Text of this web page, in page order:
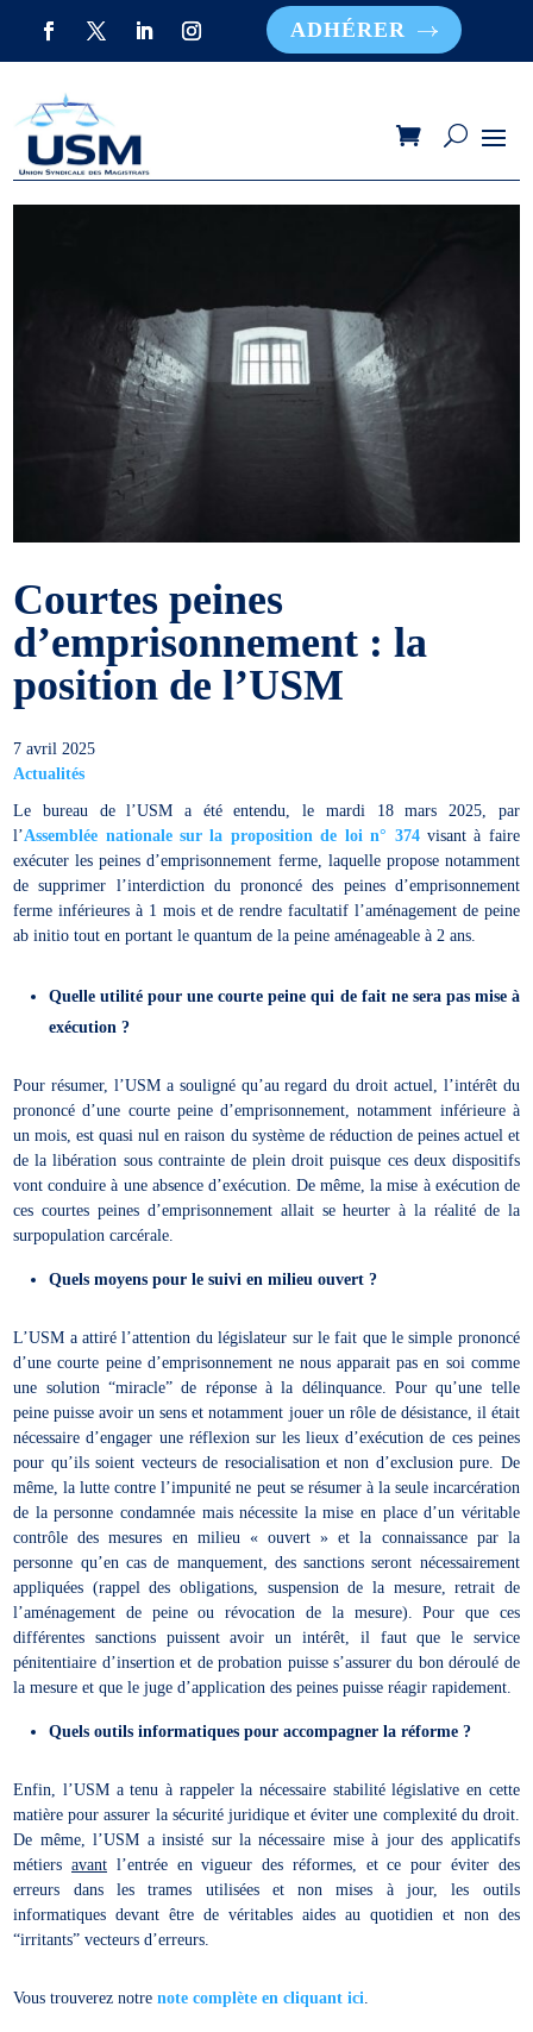
ADHÉRER
Courtes peines
d’emprisonnement : la
position de l’USM
7 avril 2025
Actualités
Le bureau de l’USM a été entendu, le mardi 18 mars 2025, par
l’Assemblée nationale sur la proposition de loi n° 374visant à faire
exécuter les peines d’emprisonnement ferme, laquelle propose notamment
de supprimer l’interdiction du prononcé des peines d’emprisonnement
ferme inférieures à 1 mois et de rendre facultatif l’aménagement de peine
ab initio tout en portant le quantum de la peine aménageable à 2 ans.
Quelle utilité pour une courte peine qui de fait ne sera pas mise à
exécution ?
Pour résumer, l’USM a souligné qu’au regard du droit actuel, l’intérêt du
prononcé d’une courte peine d’emprisonnement, notamment inférieure à
un mois, est quasi nul en raison du système de réduction de peines actuel et
de la libération sous contrainte de plein droit puisque ces deux dispositifs
vont conduire à une absence d’exécution. De même, la mise à exécution de
ces courtes peines d’emprisonnement allait se heurter à la réalité de la
surpopulation carcérale.
Quels moyens pour le suivi en milieu ouvert ?
L’USM a attiré l’attention du législateur sur le fait que le simple prononcé
d’une courte peine d’emprisonnement ne nous apparait pas en soi comme
une solution “miracle” de réponse à la délinquance. Pour qu’une telle
peine puisse avoir un sens et notamment jouer un rôle de désistance, il était
nécessaire d’engager une réflexion sur les lieux d’exécution de ces peines
pour qu’ils soient vecteurs de resocialisation et non d’exclusion pure. De
même, la lutte contre l’impunité ne peut se résumer à la seule incarcération
de la personne condamnée mais nécessite la mise en place d’un véritable
contrôle des mesures en milieu « ouvert » et la connaissance par la
personne qu’en cas de manquement, des sanctions seront nécessairement
appliquées (rappel des obligations, suspension de la mesure, retrait de
l’aménagement de peine ou révocation de la mesure). Pour que ces
différentes sanctions puissent avoir un intérêt, il faut que le service
pénitentiaire d’insertion et de probation puisse s’assurer du bon déroulé de
la mesure et que le juge d’application des peines puisse réagir rapidement.
Quels outils informatiques pour accompagner la réforme ?
Enfin, l’USM a tenu à rappeler la nécessaire stabilité législative en cette
matière pour assurer la sécurité juridique et éviter une complexité du droit.
De même, l’USM a insisté sur la nécessaire mise à jour des applicatifs
métiers avantl’entrée en vigueur des réformes, et ce pour éviter des
erreurs dans les trames utilisées et non mises à jour, les outils
informatiques devant être de véritables aides au quotidien et non des
“irritants” vecteurs d’erreurs.
Vous trouverez notrenote complète en cliquant ici